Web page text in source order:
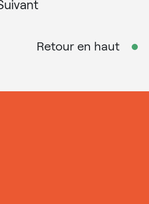
Retour en haut